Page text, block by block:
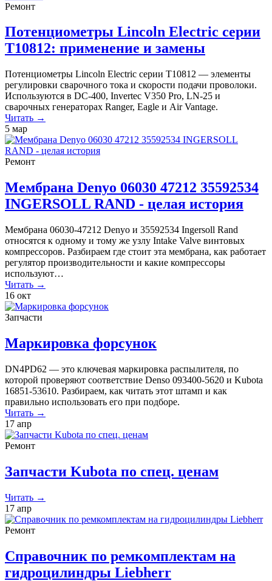
Ремонт
Потенциометры Lincoln Electric серии
T10812: применение и замены
Потенциометры Lincoln Electric серии T10812 — элементы
регулировки сварочного тока и скорости подачи проволоки.
Используются в DC-400, Invertec V350 Pro, LN-25 и
сварочных генераторах Ranger, Eagle и Air Vantage.
Читать →
5 мар
Ремонт
Мембрана Denyo 06030 47212 35592534
INGERSOLL RAND - целая история
Мембрана 06030-47212 Denyo и 35592534 Ingersoll Rand
относятся к одному и тому же узлу Intake Valve винтовых
компрессоров. Разбираем где стоит эта мембрана, как работает
регулятор производительности и какие компрессоры
используют…
Читать →
16 окт
Запчасти
Маркировка форсунок
DN4PD62 — это ключевая маркировка распылителя, по
которой проверяют соответствие Denso 093400-5620 и Kubota
16851-53610. Разбираем, как читать этот штамп и как
правильно использовать его при подборе.
Читать →
17 апр
Ремонт
Запчасти Kubota по спец. ценам
Читать →
17 апр
Ремонт
Справочник по ремкомплектам на
гидроцилиндры Liebherr